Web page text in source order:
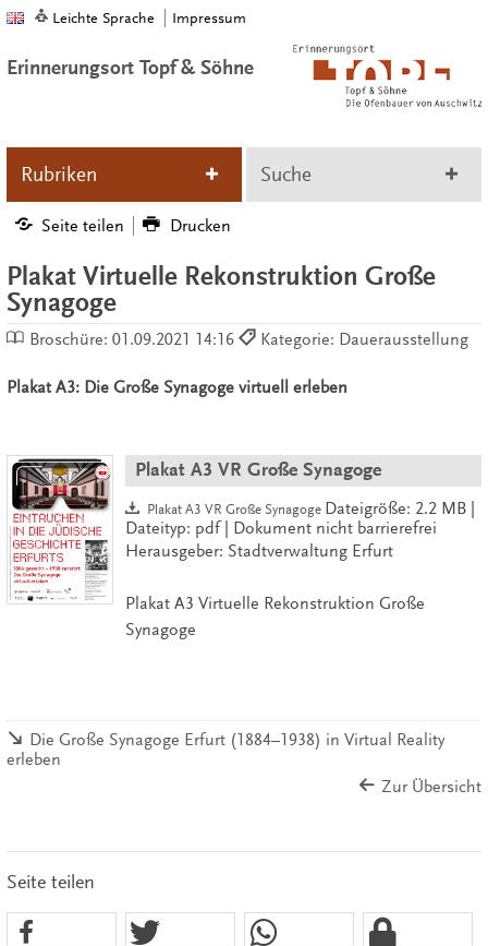
Leichte Sprache Impressum
Erinnerungsort Topf & Söhne
Rubriken Suche
Seite teilen Drucken
Plakat Virtuelle Rekonstruktion Große
Synagoge
Broschüre: 01.09.2021 14:16 Kategorie: Dauerausstellung
Plakat A3: Die Große Synagoge virtuell erleben
Plakat A3 VR Große Synagoge
Plakat A3 VR Große Synagoge Dateigröße: 2.2 MB |
Dateityp: pdf | Dokument nicht barrierefrei
Herausgeber: Stadtverwaltung Erfurt
Plakat A3 Virtuelle Rekonstruktion Große
Synagoge
Die Große Synagoge Erfurt (1884–1938) in Virtual Reality
erleben
Zur Übersicht
Seite teilen